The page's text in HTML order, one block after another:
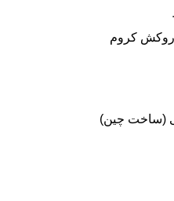
روکش کروم
(ساخت چین)